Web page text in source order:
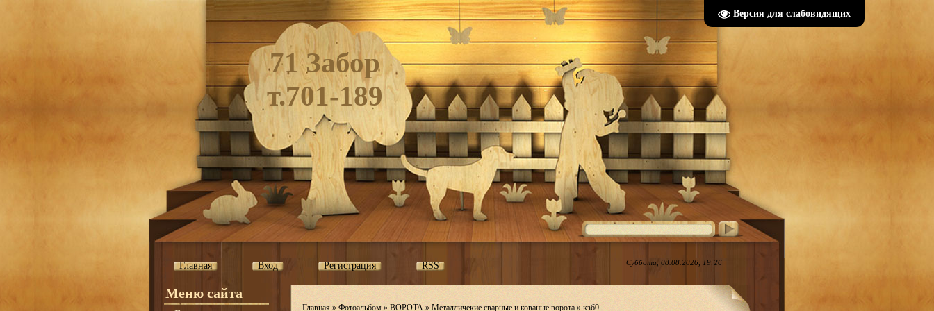
Версия для слабовидящих
71 Забор
т.701-189
Главная Вход Регистрация RSS Суббота, 08.08.2026, 19:26
Меню сайта
Главная » Фотоальбом » ВОРОТА » Металличекие сварные и кованые ворота» кзб0